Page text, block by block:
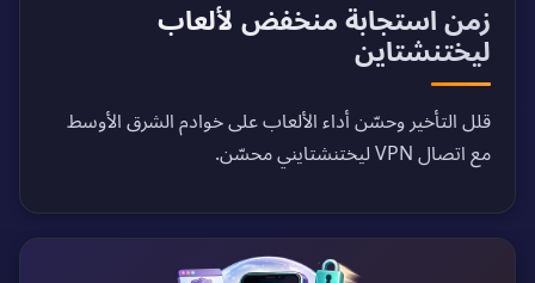
زمن استجابة منخفض لألعاب
ليختنشتاين
قلل التأخير وحسّن أداء الألعاب على خوادم الشرق الأوسط
مع اتصال VPN ليختنشتايني محسّن.